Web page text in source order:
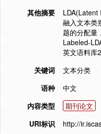
其他摘要
LDA(Latent
融入文本类
题的分配量
Labeled-
英文语料库
关键词
文本分类
语种
中文
内容类型
期刊论文
URI标识
http://